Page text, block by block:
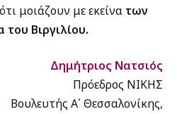
μοιάζουν με εκείνα των
Βιργιλίου.
Δημήτριος Νατσιός
Πρόεδρος ΝΙΚΗΣ
Βουλευτής Α΄ Θεσσαλονίκης,